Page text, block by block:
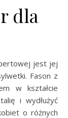
dla
jest jej
Fason z
w kształcie
i wydłużyć
o różnych